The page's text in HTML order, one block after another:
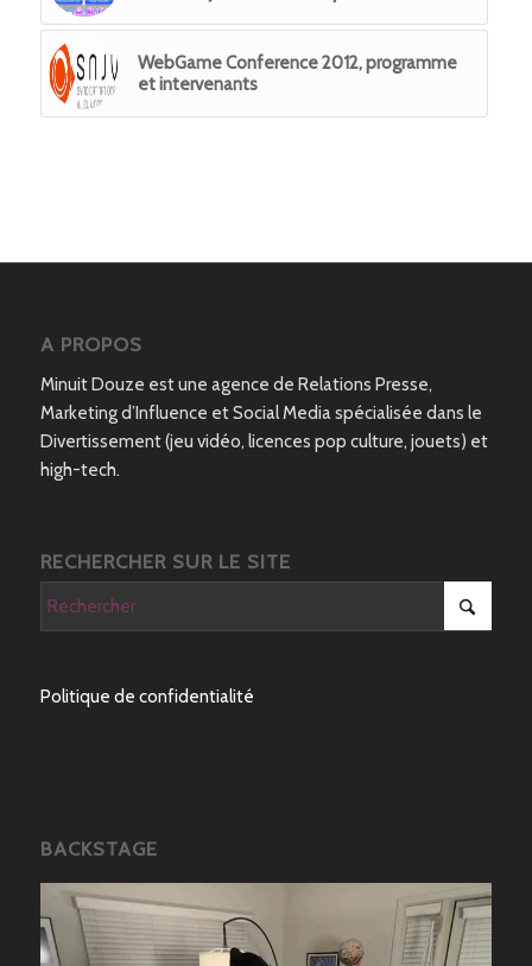
WebGame Conference 2012, programme
et intervenants
A PROPOS
Minuit Douze est une agence de Relations Presse,
Marketing d’Influence et Social Media spécialisée dans le
Divertissement (jeu vidéo, licences pop culture, jouets) et
high-tech.
RECHERCHER SUR LE SITE
Politique de confidentialité
BACKSTAGE